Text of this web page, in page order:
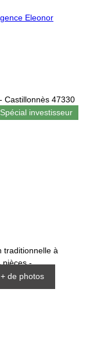
Spécial investisseur
+ de photos